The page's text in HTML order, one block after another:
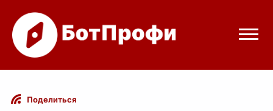
Режимы бота
Поделиться